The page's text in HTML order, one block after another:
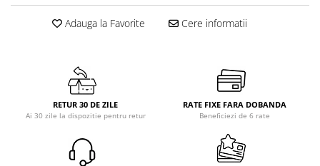
Adauga la Favorite Cere informatii
RETUR 30 DE ZILE
Ai 30 zile la dispozitie pentru retur
RATE FIXE FARA DOBANDA
Beneficiezi de 6 rate